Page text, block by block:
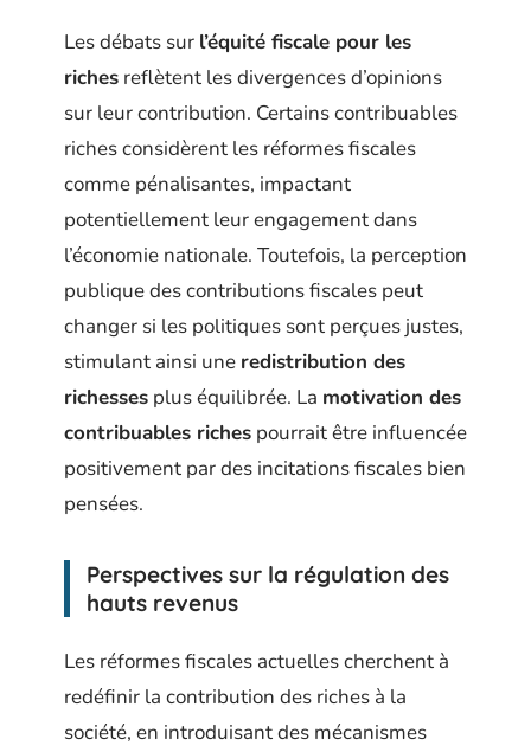
Les débats sur l’équité fiscale pour les
riches reflètent les divergences d’opinions
sur leur contribution. Certains contribuables
riches considèrent les réformes fiscales
comme pénalisantes, impactant
potentiellement leur engagement dans
l’économie nationale. Toutefois, la perception
publique des contributions fiscales peut
changer si les politiques sont perçues justes,
stimulant ainsi une redistribution des
richesses plus équilibrée. La motivation des
contribuables riches pourrait être influencée
positivement par des incitations fiscales bien
pensées.
Perspectives sur la régulation des
hauts revenus
Les réformes fiscales actuelles cherchent à
redéfinir la contribution des riches à la
société, en introduisant des mécanismes